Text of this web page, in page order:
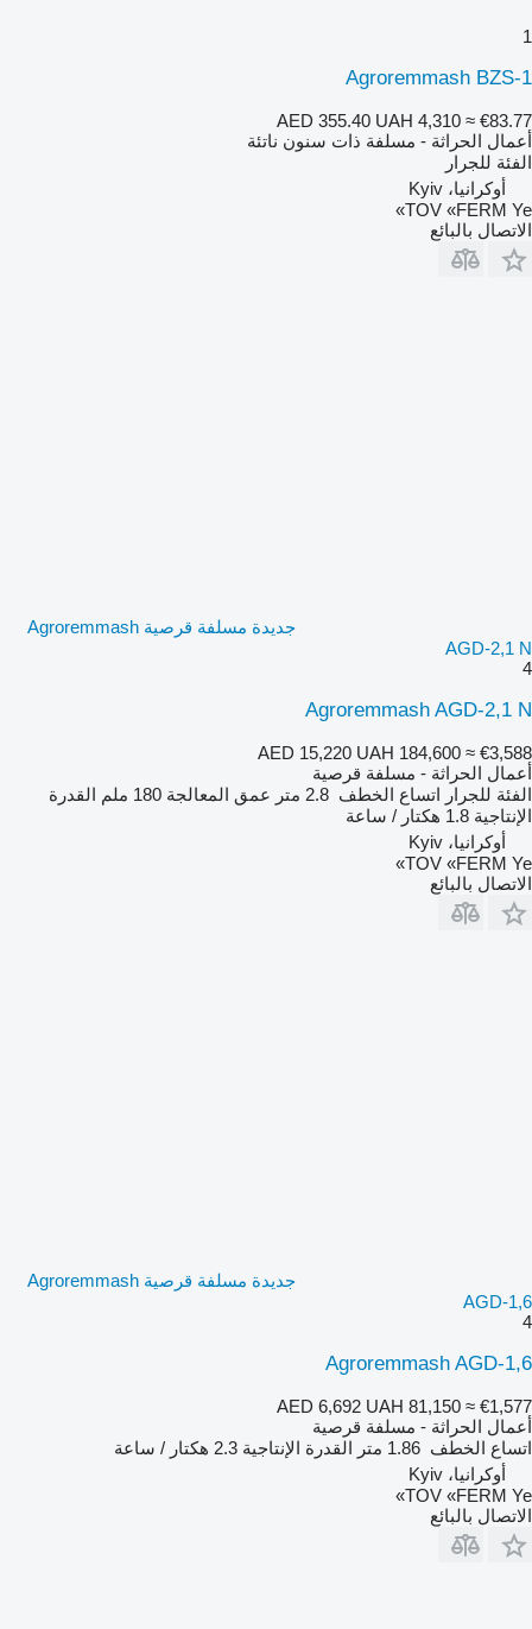
1
Agroremmash BZS-1
AED 355.40 UAH 4,310 ≈ €83.77
أعمال الحراثة - مسلفة ذات سنون ناتئة
الفئة للجرار
أوكرانيا، Kyiv
TOV «FERM Ye»
الاتصال بالبائع
جديدة مسلفة قرصية Agroremmash
AGD-2,1 N
4
Agroremmash AGD-2,1 N
AED 15,220 UAH 184,600 ≈ €3,588
أعمال الحراثة - مسلفة قرصية
الفئة للجرار اتساع الخطف 2.8 متر عمق المعالجة 180 ملم
القدرة
الإنتاجية 1.8 هكتار / ساعة
أوكرانيا، Kyiv
TOV «FERM Ye»
الاتصال بالبائع
جديدة مسلفة قرصية Agroremmash
AGD-1,6
4
Agroremmash AGD-1,6
AED 6,692 UAH 81,150 ≈ €1,577
أعمال الحراثة - مسلفة قرصية
اتساع الخطف 1.86 متر القدرة الإنتاجية 2.3 هكتار / ساعة
أوكرانيا، Kyiv
TOV «FERM Ye»
الاتصال بالبائع